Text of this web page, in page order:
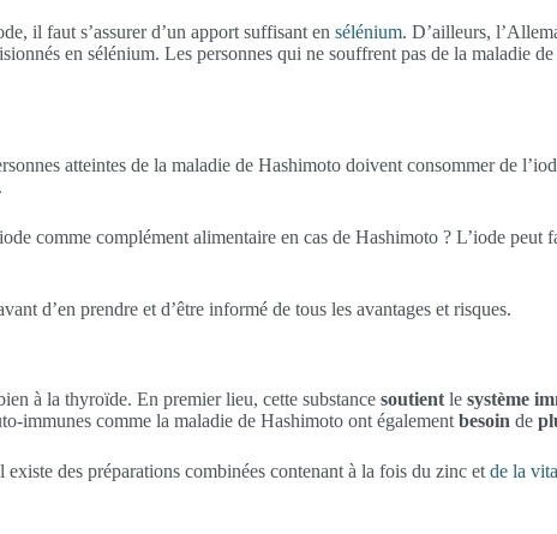
il faut s’assurer d’un apport suffisant en sélénium. D’ailleurs,
en sélénium. Les personnes qui ne souffrent pas de la maladie
atteintes de la maladie de Hashimoto doivent consommer de
comme complément alimentaire en cas de Hashimoto ? L’iode
d’en prendre et d’être informé de tous les avantages et risques.
à la thyroïde. En premier lieu, cette substance soutient le système
immunes comme la maladie de Hashimoto ont également besoin de
des préparations combinées contenant à la fois du zinc et de la